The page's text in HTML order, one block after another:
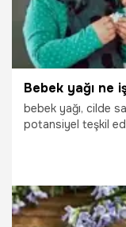
Bebek yağı ne
bebek yağı, cilde
potansiyel teşkil
detaylar...